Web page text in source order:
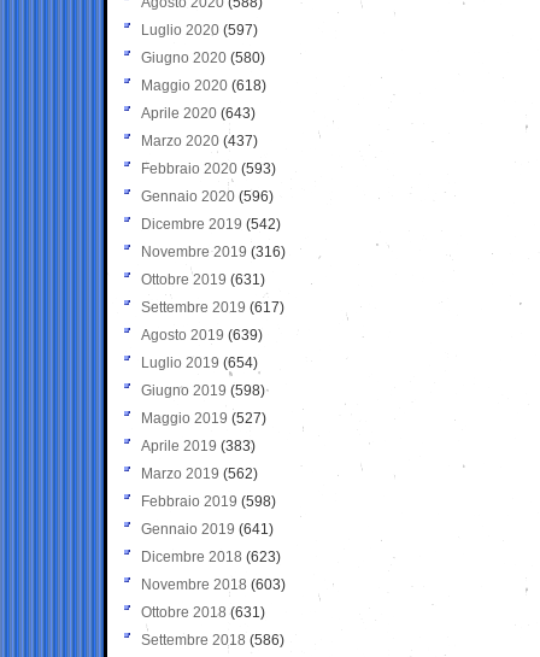
Luglio 2020 (597)
Giugno 2020 (580)
Maggio 2020 (618)
Aprile 2020 (643)
Marzo 2020 (437)
Febbraio 2020 (593)
Gennaio 2020 (596)
Dicembre 2019 (542)
Novembre 2019 (316)
Ottobre 2019 (631)
Settembre 2019 (617)
Agosto 2019 (639)
Luglio 2019 (654)
Giugno 2019 (598)
Maggio 2019 (527)
Aprile 2019 (383)
Marzo 2019 (562)
Febbraio 2019 (598)
Gennaio 2019 (641)
Dicembre 2018 (623)
Novembre 2018 (603)
Ottobre 2018 (631)
Settembre 2018 (586)